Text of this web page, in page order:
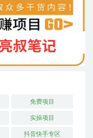
免费项目
实操项目
抖音快手专区